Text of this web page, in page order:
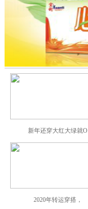
新年还穿大红大绿就O
2020年转运穿搭，